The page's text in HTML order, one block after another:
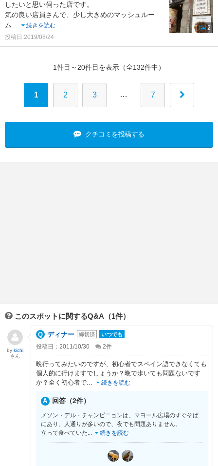
したいと思い伺った店です。
気の良い店員さんで、少し大きめのマッシュルー
ム
続きを読む
投稿日:2019/08/24
2
1件目～20件目を表示（全132件中）
1 2 3 … 7
クチコミを投稿する
このスポットに関するQ&A（1件）
ディナー 締切済 いつでも
投稿日：2011/10/30 2件
晩行ってみたいのですが、初心者でスペイン語できなくても
個人的に行けますでしょうか？晩で歩いても問題ないです
か？全く初心者で... 続きを読む
回答（2件）
メソン・デル・チャンピニョンは、マヨール広場のすぐそば
にあり、人通りが多いので、夜でも問題ありません。
立って食べていた... 続きを読む
bykichi
さん